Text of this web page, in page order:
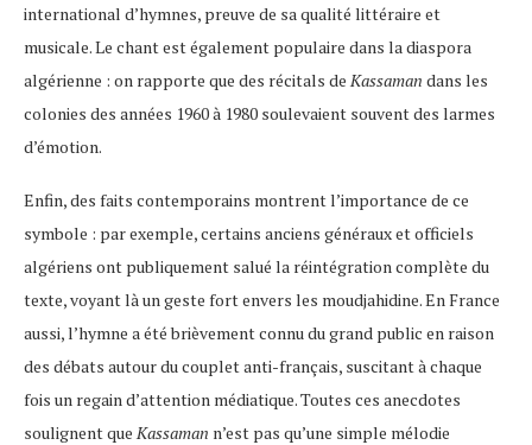
international d’hymnes, preuve de sa qualité littéraire et
musicale​. Le chant est également populaire dans la diaspora
algérienne : on rapporte que des récitals de Kassaman dans les
colonies des années 1960 à 1980 soulevaient souvent des larmes
d’émotion.
Enfin, des faits contemporains montrent l’importance de ce
symbole : par exemple, certains anciens généraux et officiels
algériens ont publiquement salué la réintégration complète du
texte, voyant là un geste fort envers les moudjahidine. En France
aussi, l’hymne a été brièvement connu du grand public en raison
des débats autour du couplet anti-français, suscitant à chaque
fois un regain d’attention médiatique. Toutes ces anecdotes
soulignent que Kassaman n’est pas qu’une simple mélodie